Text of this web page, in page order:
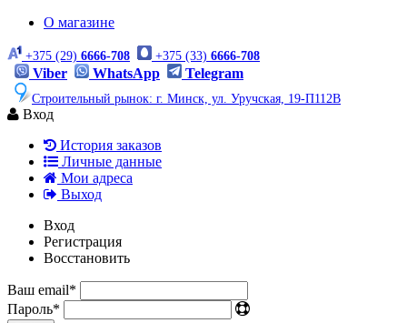
О магазине
+375 (29) 6666-708 +375 (33) 6666-708
Viber WhatsApp Telegram
Строительный рынок: г. Минск, ул. Уручская, 19-П112В
Вход
История заказов
Личные данные
Мои адреса
Выход
Вход
Регистрация
Восстановить
Ваш email*
Пароль*